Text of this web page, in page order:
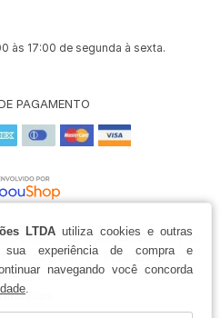
LTDA utiliza cookies e outras
sua experiência de compra e
navegando você concorda
.
às 17:00 de segunda à sexta.
PAGAMENTO
LTDA - CNPJ: 30.748.411/0001-20
NORTE - BLUMENAU SC -